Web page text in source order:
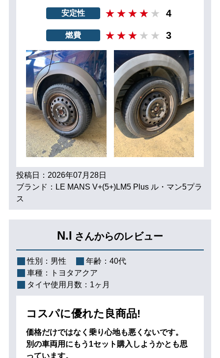
安定性 4
燃費 3
投稿日：2026年07月28日
ブランド：LE MANS V+(5+)LM5 Plus ル・マン5プラ
ス
N.I さんからのレビュー
性別： 男性 年齢： 40代
車種：
トヨタアクア
タイヤ使用月数： 1ヶ月
コスパに優れた良商品!
価格だけではなく乗り心地も悪くないです。
別の車両用にもう1セット購入しようかとも思
っています。